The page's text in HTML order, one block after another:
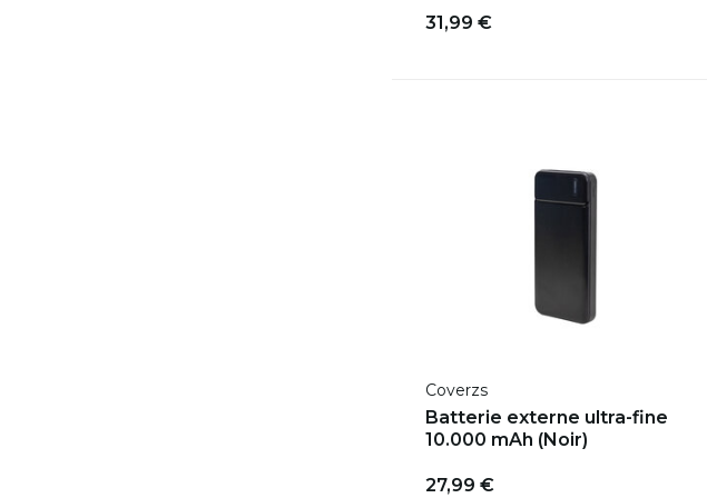
31,99 €
Coverzs
Batterie externe ultra-fine
10.000 mAh (Noir)
27,99 €